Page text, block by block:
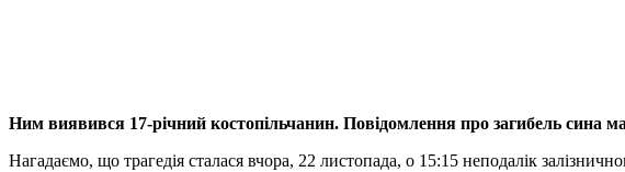
Ним виявився 17-річний костопільчанин. Повідомлення про загибель сина
Нагадаємо, що трагедія сталася вчора, 22 листопада, о 15:15 неподалік